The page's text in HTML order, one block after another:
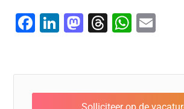
F
e
b
Li
e
dI
M
o
d
T
a
d
W
s
A
l